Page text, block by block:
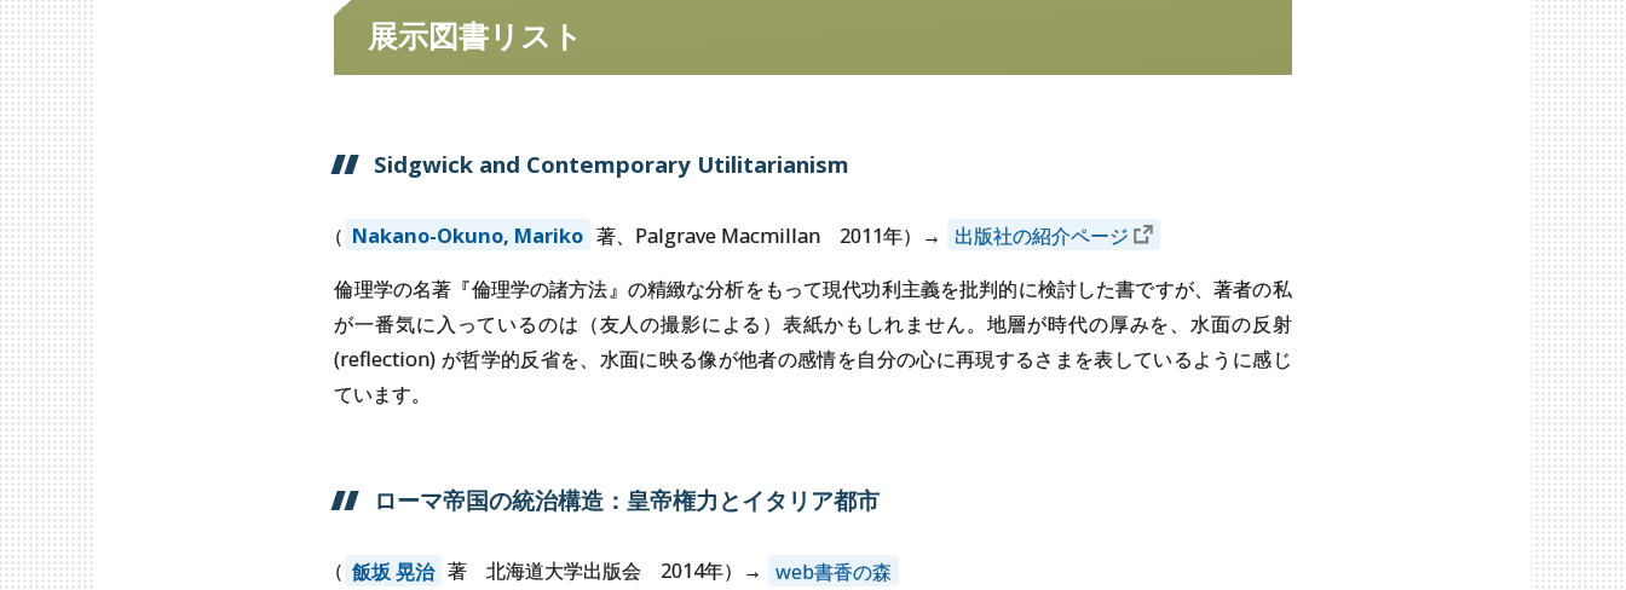
展示図書リスト
Sidgwick and Contemporary Utilitarianism
（ Nakano-Okuno, Mariko 著、Palgrave Macmillan 2011年）→
出版社の紹介ページ
倫理学の名著『倫理学の諸方法』の精緻な分析をもって現代功利主義を批判的に検討した書ですが、著者の私
が一番気に入っているのは（友人の撮影による）表紙かもしれません。地層が時代の厚みを、水面の反射
(reflection) が哲学的反省を、水面に映る像が他者の感情を自分の心に再現するさまを表しているように感じ
ています。
ローマ帝国の統治構造： 皇帝権力とイタリア都市
（ 飯坂 晃治 著 北海道大学出版会 2014年）→
web書香の森